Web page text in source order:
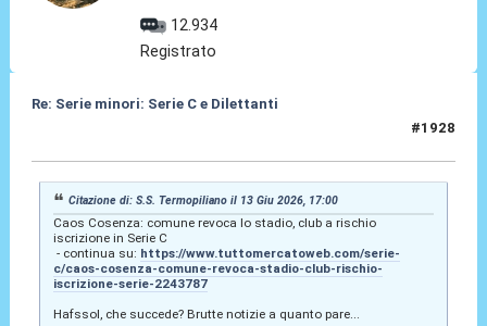
12.934
Registrato
Re: Serie minori: Serie C e Dilettanti
#1928
Citazione di: S.S. Termopiliano il 13 Giu 2026, 17:00
Caos Cosenza: comune revoca lo stadio, club a rischio
iscrizione in Serie C
- continua su: https://www.tuttomercatoweb.com/serie-
c/caos-cosenza-comune-revoca-stadio-club-rischio-
iscrizione-serie-2243787
Hafssol, che succede? Brutte notizie a quanto pare...